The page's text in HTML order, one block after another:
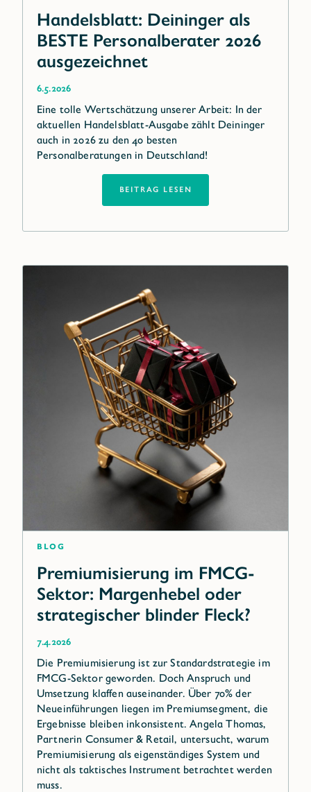
Handelsblatt: Deininger als
BESTE Personalberater 2026
ausgezeichnet
6.5.2026
Eine tolle Wertschätzung unserer Arbeit: In der
aktuellen Handelsblatt-Ausgabe zählt Deininger
auch in 2026 zu den 40 besten
Personalberatungen in Deutschland!
BEITRAG LESEN
Blog
Premiumisierung im FMCG-
Sektor: Margenhebel oder
strategischer blinder Fleck?
7.4.2026
Die Premiumisierung ist zur Standardstrategie im
FMCG-Sektor geworden. Doch Anspruch und
Umsetzung klaffen auseinander. Über 70% der
Neueinführungen liegen im Premiumsegment, die
Ergebnisse bleiben inkonsistent. Angela Thomas,
Partnerin Consumer & Retail, untersucht, warum
Premiumisierung als eigenständiges System und
nicht als taktisches Instrument betrachtet werden
muss.